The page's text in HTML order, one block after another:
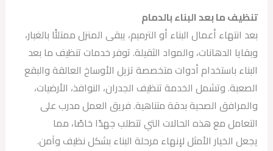
تنظيف ما بعد البناء بالدمام
بعد انتهاء أعمال البناء أو الترميم، يبقى المنزل ممتلئًا بالغبار،
وبقايا الدهانات، والمواد الثقيلة. توفر خدمات تنظيف ما بعد
البناء باستخدام أدوات متخصصة تزيل الأوساخ العالقة والبقع
الصعبة. وتشمل الخدمة تنظيف الجدران، النوافذ، الأرضيات،
والمرافق الصحية بدقة متناهية. فريق العمل مدرب على
التعامل مع هذه الحالات التي تتطلب جهدًا خاصًا، مما
يجعل الخيار الأمثل لإنهاء مرحلة البناء بشكل نظيف وآمن.